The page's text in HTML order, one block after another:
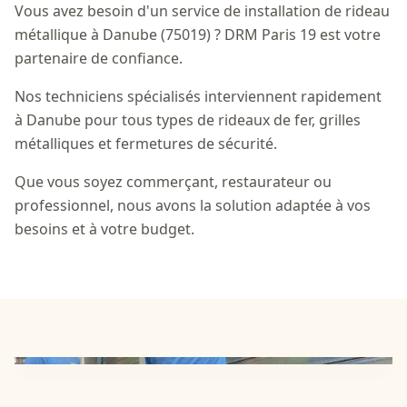
Vous avez besoin d'un service de installation de rideau
métallique à Danube (75019) ? DRM Paris 19 est votre
partenaire de confiance.
Nos techniciens spécialisés interviennent rapidement
à Danube pour tous types de rideaux de fer, grilles
métalliques et fermetures de sécurité.
Que vous soyez commerçant, restaurateur ou
professionnel, nous avons la solution adaptée à vos
besoins et à votre budget.